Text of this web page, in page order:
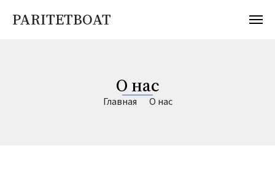
PARITETBOAT
О нас
Главная О нас